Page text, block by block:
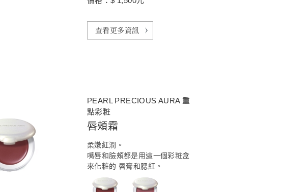
查看更多資訊
PEARL PRECIOUS AURA 重
點彩粧
唇頰霜
柔嫩紅潤。
嘴唇和臉頰都是用這一個彩粧盒
來化粧的 唇膏和腮紅。